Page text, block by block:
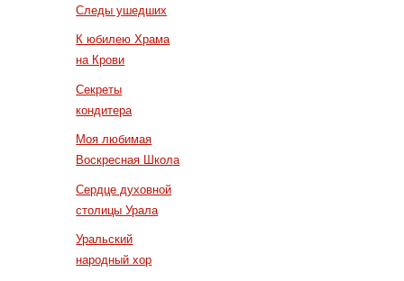
Следы ушедших
К юбилею Храма
на Крови
Секреты
кондитера
Моя любимая
Воскресная Школа
Сердце духовной
столицы Урала
Уральский
народный хор